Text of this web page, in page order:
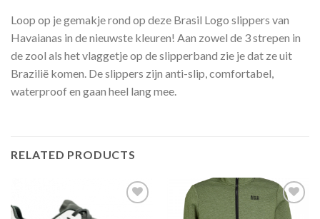
Loop op je gemakje rond op deze Brasil Logo slippers van
Havaianas in de nieuwste kleuren! Aan zowel de 3 strepen in
de zool als het vlaggetje op de slipperband zie je dat ze uit
Brazilië komen. De slippers zijn anti-slip, comfortabel,
waterproof en gaan heel lang mee.
RELATED PRODUCTS
Toevoegen